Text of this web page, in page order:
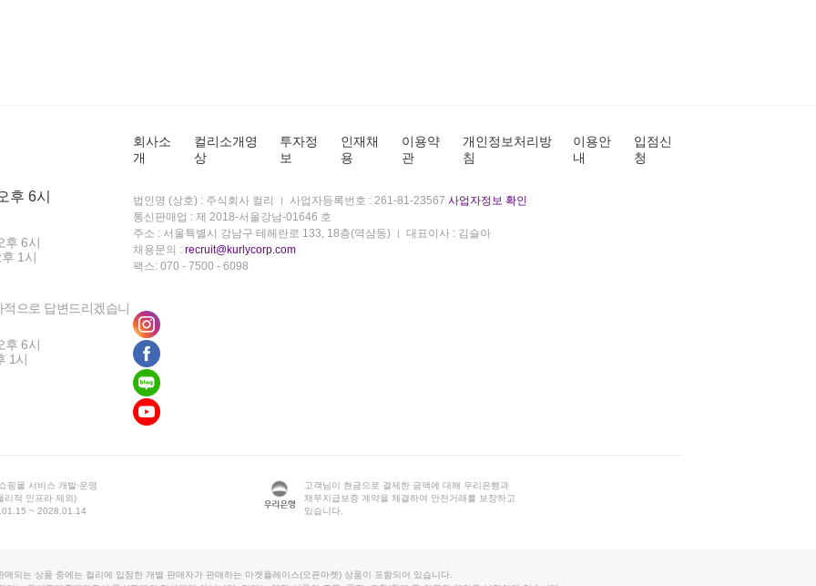
후 6시
후 6시
1시
으로 답변드리겠습니
후 6시
1시
회사소
개
컬리소개영
상
투자정
보
인재채
용
이용약
관
개인정보처리방
침
이용안
내
입점신
청
법인명 (상호) : 주식회사 컬리 사업자등록번호 : 261-81-23567 사업자정보 확인
통신판매업 : 제 2018-서울강남-01646 호
주소 : 서울특별시 강남구 테헤란로 133, 18층(역삼동)
대표이사 : 김슬아
채용문의 : recruit@kurlycorp.com
팩스: 070 - 7500 - 6098
핑몰 서비스 개발·운영
리적 인프라 제외)
~ 2028.01.14
고객님이 현금으로 결제한 금액에 대해 우리은행과
채무지급보증 계약을 체결하여 안전거래를 보장하고
있습니다.
매되는 상품 중에는 컬리에 입점한 개별 판매자가 판매하는 마켓플레이스(오픈마켓) 상품이 포함되어 있습니다.